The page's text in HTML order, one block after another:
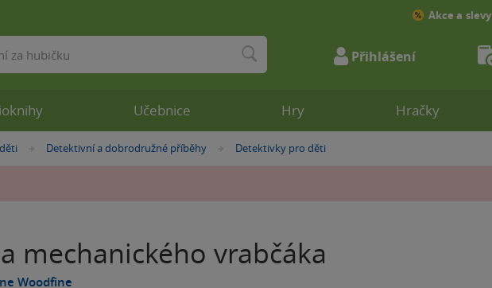
»
Detektivní a dobrodružné příběhy »
Detektivky pro děti
mechanického vrabčáka
Woodfine
Učebnice Hry Hračky
Akce a slevy
Přihlášení